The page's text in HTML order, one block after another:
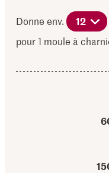
Donne env. 12
pour 1 moule à